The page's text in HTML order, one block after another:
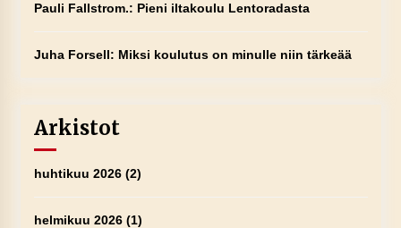
Pauli Fallstrom.: Pieni iltakoulu Lentoradasta
Juha Forsell: Miksi koulutus on minulle niin tärkeää
Arkistot
huhtikuu 2026(2)
helmikuu 2026(1)